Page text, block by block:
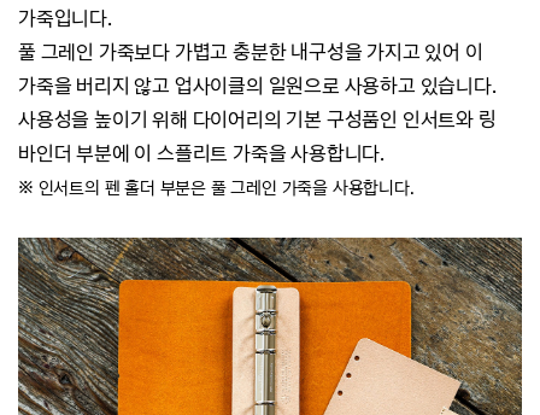
가죽입니다.
풀 그레인 가죽보다 가볍고 충분한 내구성을 가지고 있어 이
가죽을 버리지 않고 업사이클의 일원으로 사용하고 있습니다.
사용성을 높이기 위해 다이어리의 기본 구성품인 인서트와 링
바인더 부분에 이 스플리트 가죽을 사용합니다.
※ 인서트의 펜 홀더 부분은 풀 그레인 가죽을 사용합니다.